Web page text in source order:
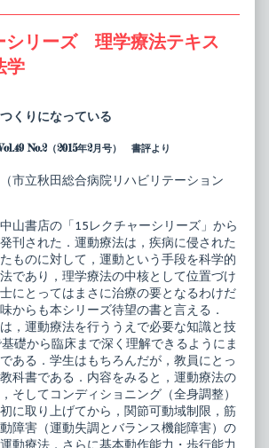
シリーズ 理学療法テキス
学
くりになっている
No.2（2015年2月号） 書評より
市立秋田総合病院リハビリテーション
山書店の「15レクチャーシリーズ」から
刊された．運動療法は，疾病に侵された
ものに対して，運動という手段を科学的
であり，理学療法の中核として位置づけ
にとってはまさに治療の要となるわけだ
からも本シリーズ待望の書と言える．
，運動療法を行ううえで必要な知識と技
礎から臨床まで深く理解できるようにま
ある．学生はもちろんだが，教員にとっ
科書である．内容をみると，運動療法の
そしてコンディショニング（全身調整）
に取り上げてから，関節可動域制限，筋
障害（運動失調とバランス機能障害）の